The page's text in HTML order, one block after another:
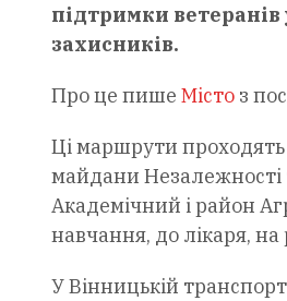
підтримки ветеранів
захисників.
Про це пише Місто з
Ці маршрути
майдани Незалежності
Академічний і район
навчання, до лікаря,
У Вінницькій